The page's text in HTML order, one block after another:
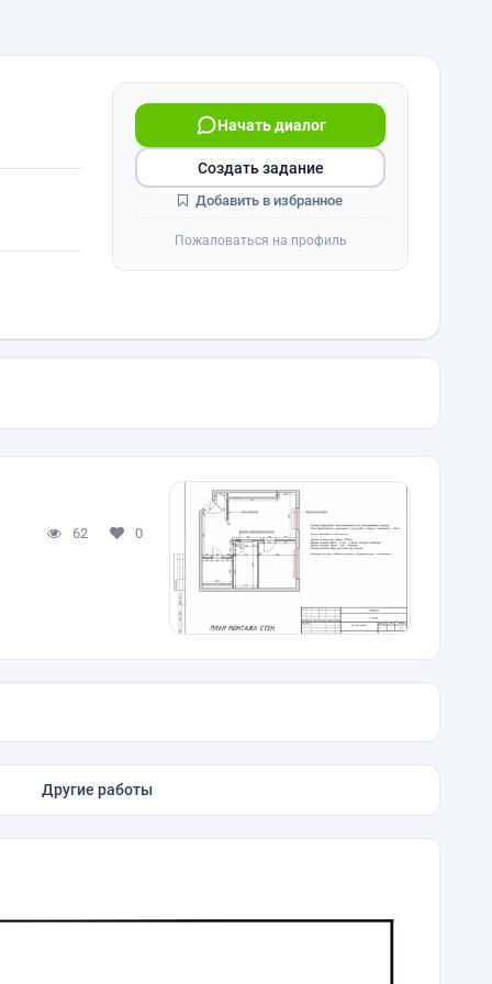
Начать диалог
Создать задание
Добавить в избранное
Пожаловаться на профиль
62 0
Другие работы